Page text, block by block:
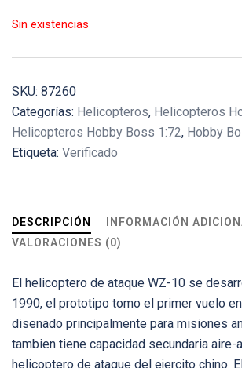
Sin existencias
SKU: 87260
Categorías: Helicopteros, Helicopteros
Helicopteros Hobby Boss 1:72, Hobby
Etiqueta: Verificado
DESCRIPCIÓN
INFORMACIÓN
VALORACIONES (0)
El helicoptero de ataque WZ-10 se
1990, el prototipo tomo el primer vuelo
disenado principalmente para misiones
tambien tiene capacidad secundaria aire-
helicoptero de ataque del ejercito chino.